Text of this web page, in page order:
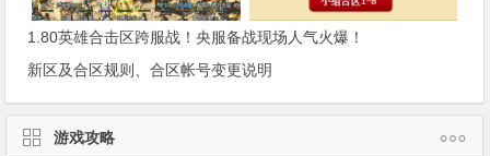
1.80英雄合击区跨服战！央服备战现场人气火爆！
新区及合区规则、合区帐号变更说明
游戏攻略